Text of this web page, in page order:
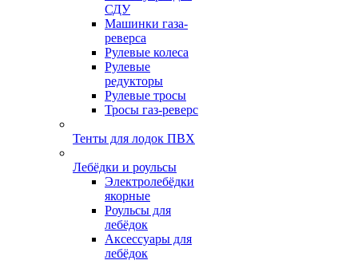
СДУ
Машинки газа-
реверса
Рулевые колеса
Рулевые
редукторы
Рулевые тросы
Тросы газ-реверс
Тенты для лодок ПВХ
Лебёдки и роульсы
Электролебёдки
якорные
Роульсы для
лебёдок
Аксессуары для
лебёдок